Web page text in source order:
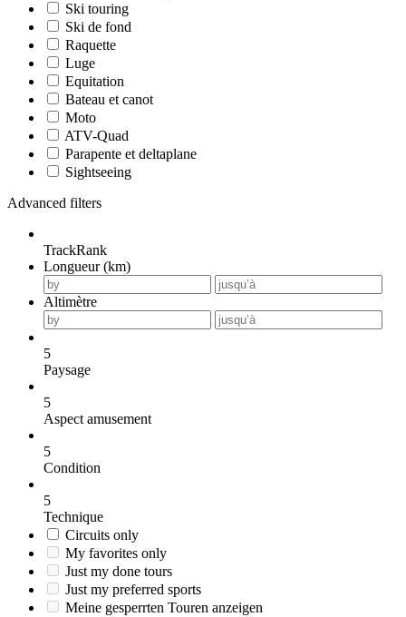
Ski touring
Ski de fond
Raquette
Luge
Equitation
Bateau et canot
Moto
ATV-Quad
Parapente et deltaplane
Sightseeing
Advanced filters
TrackRank
Longueur (km)
Altimètre
5
Paysage
5
Aspect amusement
5
Condition
5
Technique
Circuits only
My favorites only
Just my done tours
Just my preferred sports
Meine gesperrten Touren anzeigen